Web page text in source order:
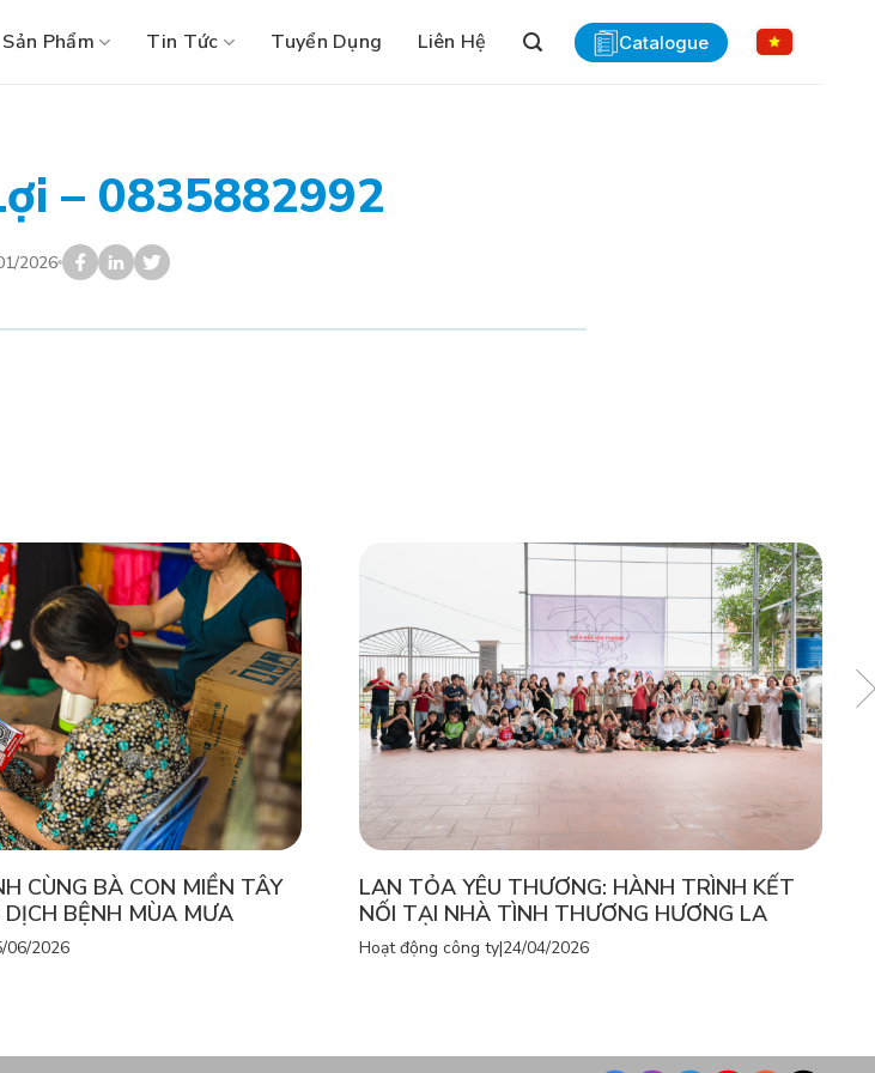
Sản Phẩm Tin Tức Tuyển Dụng Liên Hệ Catalogue
– 0835882992
2026
CÙNG BÀ CON MIỀN TÂY
DỊCH BỆNH MÙA MƯA
06/2026
LAN TỎA YÊU THƯƠNG: HÀNH TRÌNH KẾT
NỐI TẠI NHÀ TÌNH THƯƠNG HƯƠNG LA
Hoạt động công ty|24/04/2026